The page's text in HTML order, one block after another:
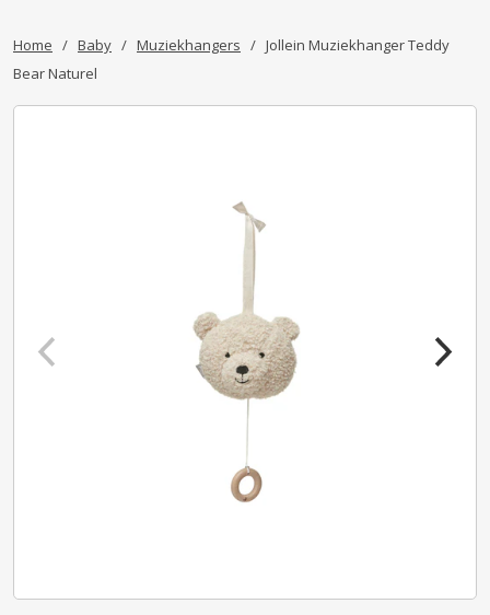
Home / Baby / Muziekhangers / Jollein Muziekhanger Teddy
Bear Naturel